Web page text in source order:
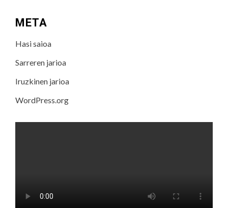
META
Hasi saioa
Sarreren jarioa
Iruzkinen jarioa
WordPress.org